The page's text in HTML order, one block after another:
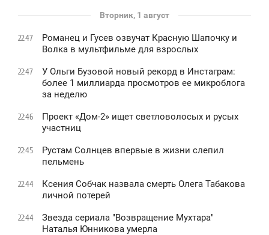
Вторник, 1 август
22:47
Романец и Гусев озвучат Красную Шапочку и
Волка в мультфильме для взрослых
22:47
У Ольги Бузовой новый рекорд в Инстаграм:
более 1 миллиарда просмотров ее микроблога
за неделю
22:46
Проект «Дом-2» ищет светловолосых и русых
участниц
22:45
Рустам Солнцев впервые в жизни слепил
пельмень
22:44
Ксения Собчак назвала смерть Олега Табакова
личной потерей
22:44
Звезда сериала "Возвращение Мухтара"
Наталья Юнникова умерла